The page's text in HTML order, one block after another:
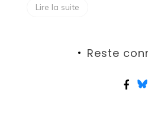
Lire la suite
Reste